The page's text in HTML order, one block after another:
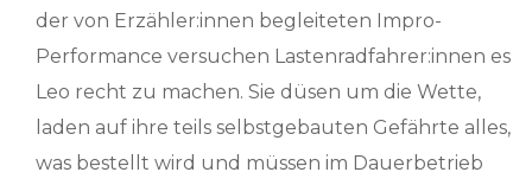
der von Erzähler:innen begleiteten Impro-
Performance versuchen Lastenradfahrer:innen es
Leo recht zu machen. Sie düsen um die Wette,
laden auf ihre teils selbstgebauten Gefährte alles,
was bestellt wird und müssen im Dauerbetrieb